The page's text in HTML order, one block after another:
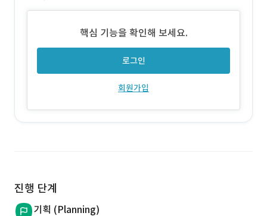
라인/오프라인 창업교육 콘텐츠 통합 제공 및 크로스 등록 지원 - 개
핵심 기능을 확인해 보세요.
로그인
회원가입
진행 단계
기획 (Planning)